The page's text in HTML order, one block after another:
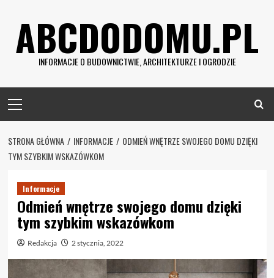
contentABCDODOMU.PL
INFORMACJE O BUDOWNICTWIE, ARCHITEKTURZE I OGRODZIE
Menu
STRONA GŁÓWNA INFORMACJE
ODMIEŃ WNĘTRZE SWOJEGO DOMU DZIĘKI
TYM SZYBKIM WSKAZÓWKOM
Informacje
Odmień wnętrze swojego domu dzięki
tym szybkim wskazówkom
Redakcja 2 stycznia, 2022